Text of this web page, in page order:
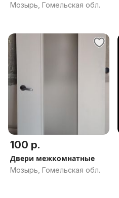
Мозырь, Гомельская обл.
100 р.
Двери межкомнатные
Мозырь, Гомельская обл.